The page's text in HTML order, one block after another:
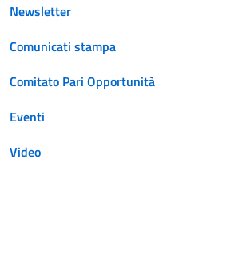
Newsletter
Comunicati stampa
Comitato Pari Opportunità
Eventi
Video